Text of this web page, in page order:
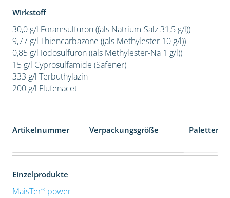
Wirkstoff
30,0 g/l Foramsulfuron ((als Natrium-Salz 31,5 g/l))
9,77 g/l Thiencarbazone ((als Methylester 10 g/l))
0,85 g/l Iodosulfuron ((als Methylester-Na 1 g/l))
15 g/l Cyprosulfamide (Safener)
333 g/l Terbuthylazin
200 g/l Flufenacet
Artikelnummer Verpackungsgröße
Einzelprodukte
MaisTer®power